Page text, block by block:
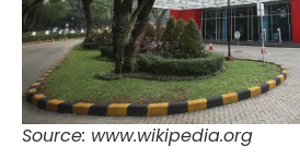
Source: www.wikipedia.org